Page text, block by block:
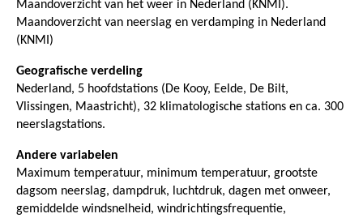
Maandoverzicht van het weer in Nederland (KNMI).
Maandoverzicht van neerslag en verdamping in Nederland
(KNMI)
Geografische verdeling
Nederland, 5 hoofdstations (De Kooy, Eelde, De Bilt,
Vlissingen, Maastricht), 32 klimatologische stations en ca. 300
neerslagstations.
Andere variabelen
Maximum temperatuur, minimum temperatuur, grootste
dagsom neerslag, dampdruk, luchtdruk, dagen met onweer,
gemiddelde windsnelheid, windrichtingsfrequentie,